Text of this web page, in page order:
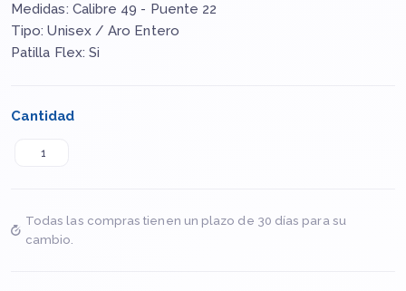
Medidas: Calibre 49 - Puente 22
Tipo: Unisex / Aro Entero
Patilla Flex: Si
Cantidad
Todas las compras tienen un plazo de 30 días para su
cambio.